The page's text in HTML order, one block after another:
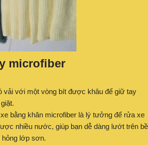
microfiber
vải với một vòng bít được khâu để giữ tay
bằng khăn microfiber là lý tưởng để rửa xe
nhiều nước, giúp bạn dễ dàng lướt trên bề
hỏng lớp sơn.